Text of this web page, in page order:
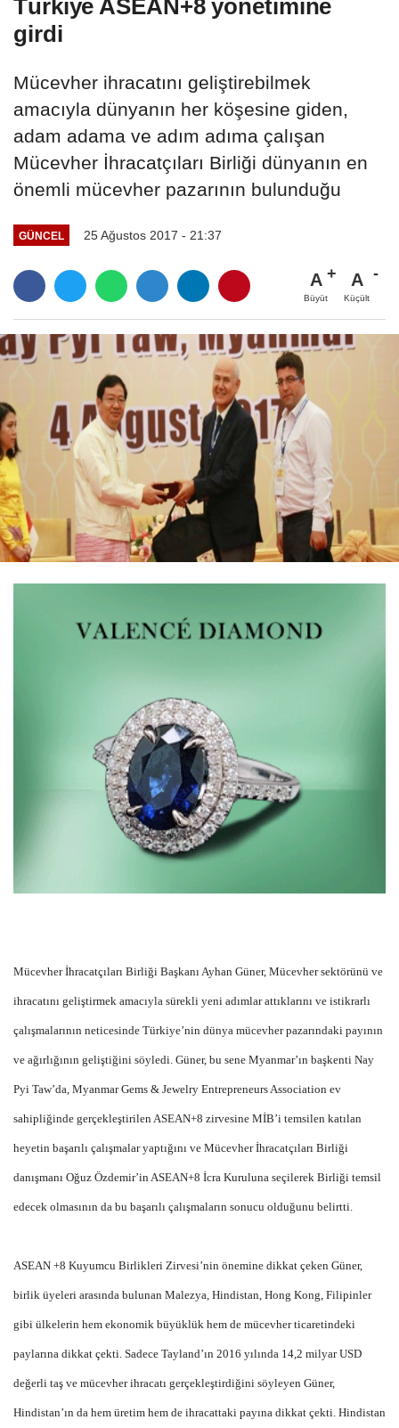
Türkiye ASEAN+8 yönetimine
girdi
Mücevher ihracatını geliştirebilmek
amacıyla dünyanın her köşesine giden,
adam adama ve adım adıma çalışan
Mücevher İhracatçıları Birliği dünyanın en
önemli mücevher pazarının bulunduğu
GÜNCEL 25 Ağustos 2017 - 21:37
A
Büyüt
A
Küçült
Mücevher İhracatçıları Birliği Başkanı Ayhan Güner, Mücevher sektörünü ve
ihracatını geliştirmek amacıyla sürekli yeni adımlar attıklarını ve istikrarlı
çalışmalarının neticesinde Türkiye’nin dünya mücevher pazarındaki payının
ve ağırlığının geliştiğini söyledi. Güner, bu sene Myanmar’ın başkenti Nay
Pyi Taw’da, Myanmar Gems & Jewelry Entrepreneurs Association ev
sahipliğinde gerçekleştirilen ASEAN+8 zirvesine MİB’i temsilen katılan
heyetin başarılı çalışmalar yaptığını ve Mücevher İhracatçıları Birliği
danışmanı Oğuz Özdemir’in ASEAN+8 İcra Kuruluna seçilerek Birliği temsil
edecek olmasının da bu başarılı çalışmaların sonucu olduğunu belirtti.
ASEAN +8 Kuyumcu Birlikleri Zirvesi’nin önemine dikkat çeken Güner,
birlik üyeleri arasında bulunan Malezya, Hindistan, Hong Kong, Filipinler
gibi ülkelerin hem ekonomik büyüklük hem de mücevher ticaretindeki
paylarına dikkat çekti. Sadece Tayland’ın 2016 yılında 14,2 milyar USD
değerli taş ve mücevher ihracatı gerçekleştirdiğini söyleyen Güner,
Hindistan’ın da hem üretim hem de ihracattaki payına dikkat çekti. Hindistan